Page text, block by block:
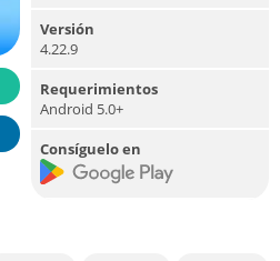
Versión
4.22.9
Requerimientos
Android 5.0+
Consíguelo en